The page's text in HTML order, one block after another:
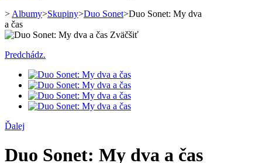
>Albumy>Skupiny>Duo Sonet>Duo Sonet: My dva
a čas
Zväčšiť
Predchádz.
Ďalej
Duo Sonet: My dva a čas